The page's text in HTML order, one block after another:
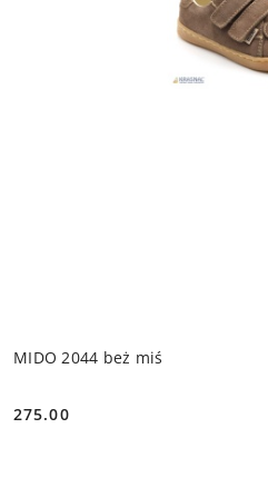
MIDO 2044 beż miś
Cena:
275.00